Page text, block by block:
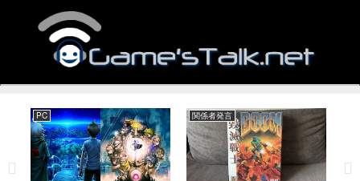
PC 関係者発言